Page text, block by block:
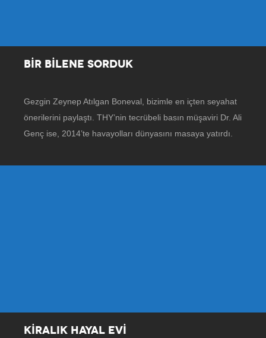
BİR BİLENE SORDUK
Gezgin Zeynep Atılgan Boneval, bizimle en içten seyahat
önerilerini paylaştı. THY’nin tecrübeli basın müşaviri Dr. Ali
Genç ise, 2014’te havayolları dünyasını masaya yatırdı.
KİRALIK HAYAL EVİ